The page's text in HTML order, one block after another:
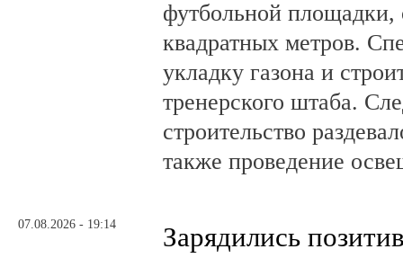
футбольной
квадратных метров.
укладку газона и
тренерского штаба.
строительство
также проведение
07.08.2026 - 19:14 Зарядились